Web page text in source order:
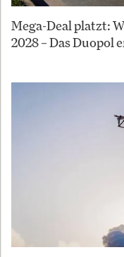
Mega-Deal platzt:
2028 – Das Duopol